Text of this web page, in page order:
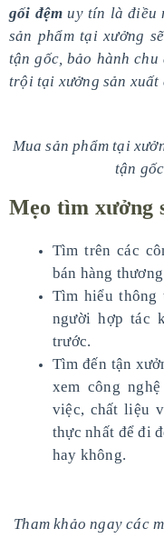
gối đệm uy tín là điều
sản phẩm tại xưởng
tận gốc, bảo hành
trội tại xưởng sản xuất
Mua sản phẩm tại
tận
Mẹo tìm xưởng
Tìm trên các
bán hàng
Tìm hiểu thông
người hợp tác
trước.
Tìm đến tận
xem công
việc, chất liệu
thực nhất để đi
hay không.
Tham khảo ngay các